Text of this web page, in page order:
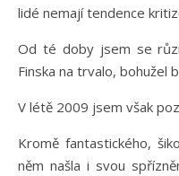
lidé nemají tendence
Od té doby jsem se
Finska na trvalo, bohužel
V létě 2009 jsem však
Kromě fantastického,
něm našla i svou